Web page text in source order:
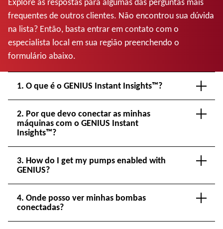
frequentes de outros clientes. Não encontrou sua dúvida
na lista? Então, basta entrar em contato com o
especialista local em sua região preenchendo o
formulário abaixo.
1. O que é o GENIUS Instant Insights™?
2. Por que devo conectar as minhas
máquinas com o GENIUS Instant
Insights™?
3. How do I get my pumps enabled with
GENIUS?
4. Onde posso ver minhas bombas
conectadas?